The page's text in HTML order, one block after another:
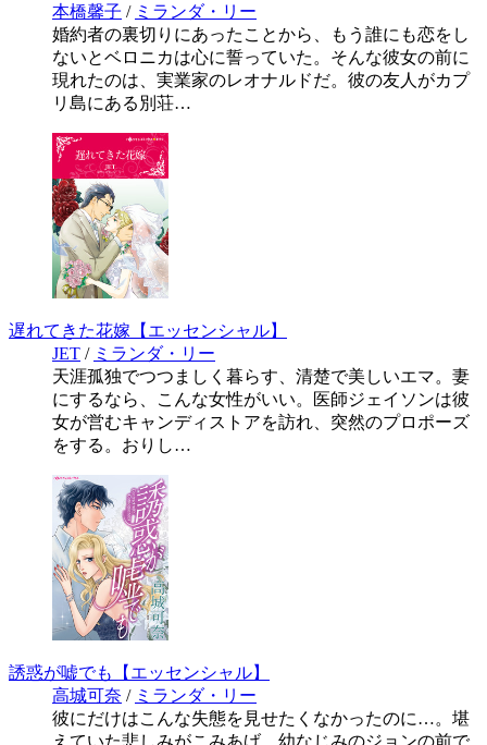
本橋馨子 / ミランダ・リー
婚約者の裏切りにあったことから、もう誰にも恋をし
ないとベロニカは心に誓っていた。そんな彼女の前に
現れたのは、実業家のレオナルドだ。彼の友人がカプ
リ島にある別荘…
遅れてきた花嫁【エッセンシャル】
JET / ミランダ・リー
天涯孤独でつつましく暮らす、清楚で美しいエマ。妻
にするなら、こんな女性がいい。医師ジェイソンは彼
女が営むキャンディストアを訪れ、突然のプロポーズ
をする。おりし…
誘惑が嘘でも【エッセンシャル】
高城可奈 / ミランダ・リー
彼にだけはこんな失態を見せたくなかったのに…。堪
えていた悲しみがこみあげ、幼なじみのジョンの前で